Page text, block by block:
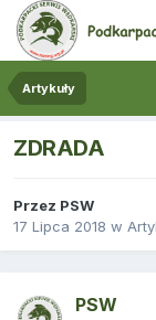
Artykuły
ZDRADA
Przez PSW
17 Lipca 2018 w
PSW